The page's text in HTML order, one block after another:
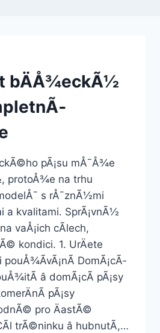
bÄÅ¾eckÃ½
pÃ¡su mÅ¯Å¾e
protoÅ¾e na trhu
s rÅ¯znÃ½mi
a kvalitami. SprÃ¡vnÃ½
vaÅ¡ich cÃ­lech,
kondici. 1. UrÄete
pouÅ¾Ã­vÃ¡nÃ­ DomÃ¡cÃ­
â domÃ¡cÃ­ pÃ¡sy
pÃ¡sy
pro ÄastÃ©
trÃ©ninku â hubnutÃ­,…